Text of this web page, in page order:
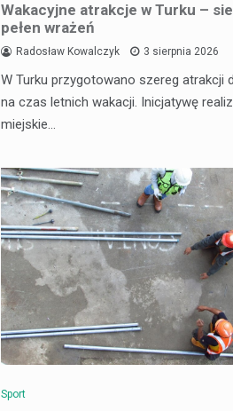
Wakacyjne atrakcje w Turku –
pełen wrażeń
Radosław Kowalczyk 3 sierpnia 2026
W Turku przygotowano szereg atrakcji
na czas letnich wakacji. Inicjatywę
miejskie…
Sport